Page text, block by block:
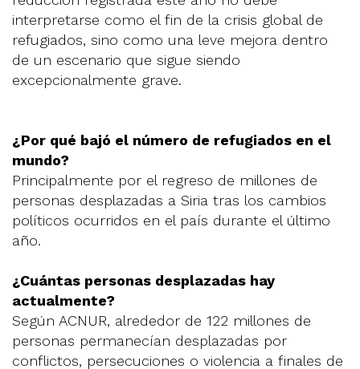
interpretarse como el fin de la crisis global de
refugiados, sino como una leve mejora dentro
de un escenario que sigue siendo
excepcionalmente grave.
¿Por qué bajó el número de refugiados en el
mundo?
Principalmente por el regreso de millones de
personas desplazadas a Siria tras los cambios
políticos ocurridos en el país durante el último
año.
¿Cuántas personas desplazadas hay
actualmente?
Según ACNUR, alrededor de 122 millones de
personas permanecían desplazadas por
conflictos, persecuciones o violencia a finales de